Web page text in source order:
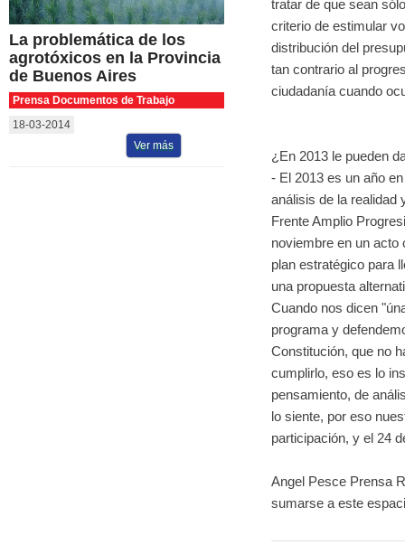
La problemática de los
agrotóxicos en la Provincia
de Buenos Aires
Prensa Documentos de Trabajo
18-03-2014
Ver más
tratar de que sean
criterio de estimular
distribución del
tan contrario al
ciudadanía cuando
¿En 2013 le pueden
- El 2013 es un año
análisis de la realidad
Frente Amplio
noviembre en un acto
plan estratégico para
una propuesta
Cuando nos dicen
programa y
Constitución, que no
cumplirlo, eso es lo
pensamiento, de
lo siente, por eso
participación, y el 24
Angel Pesce Prensa
sumarse a este